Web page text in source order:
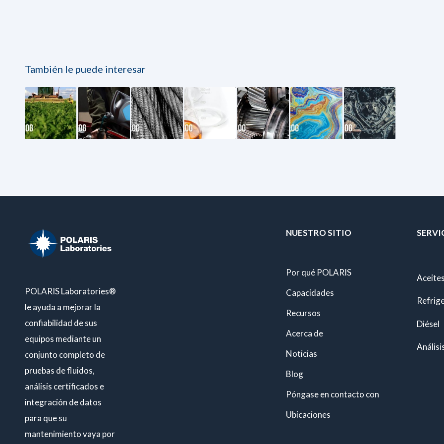
También le puede interesar
POLARIS Laboratories®
le ayuda a mejorar la
confiabilidad de sus
equipos mediante un
conjunto completo de
pruebas de fluidos,
análisis certificados e
integración de datos
para que su
mantenimiento vaya por
NUESTRO SITIO
Por qué POLARIS
Capacidades
Recursos
Acerca de
Noticias
Blog
Póngase en contacto con
Ubicaciones
Diésel